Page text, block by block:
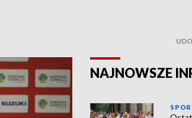
NAJNOWSZE